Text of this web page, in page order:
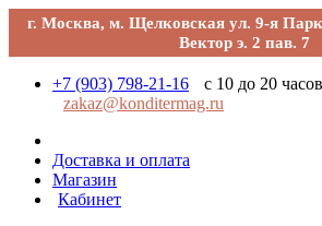
г. Москва, м. Щелковская ул. 9-я
Вектор э. 2 пав. 7
+7 (903) 798-21-16
с 10 до 20 часов
zakaz@konditermag.ru
Доставка и оплата
Магазин
Кабинет